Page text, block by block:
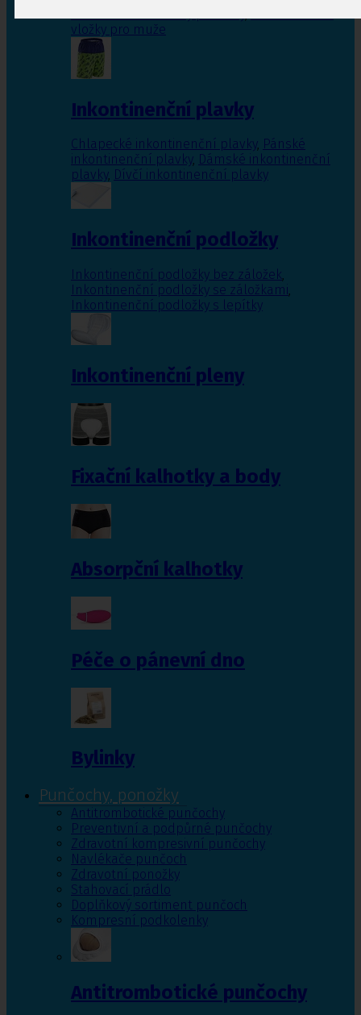
vložky pro muže
Inkontinenční plavky
Chlapecké inkontinenční plavky, Pánské
inkontinenční plavky, Dámské inkontinenční
plavky, Dívčí inkontinenční plavky
Inkontinenční podložky
Inkontinenční podložky bez záložek,
Inkontinenční podložky se záložkami,
Inkontinenční podložky s lepítky
Inkontinenční pleny
Fixační kalhotky a body
Absorpční kalhotky
Péče o pánevní dno
Bylinky
Punčochy, ponožky
Antitrombotické punčochy
Preventivní a podpůrné punčochy
Zdravotní kompresivní punčochy
Navlékače punčoch
Zdravotní ponožky
Stahovací prádlo
Doplňkový sortiment punčoch
Kompresní podkolenky
Antitrombotické punčochy